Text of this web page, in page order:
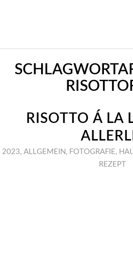
RISOTTO Á LA
2023, ALLGEMEIN , FOTOGRAFIE,
REZEPT